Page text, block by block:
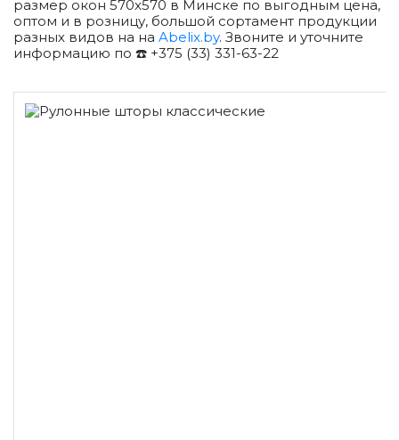
размер окон 570x570 в Минске по выгодным цена,
оптом и в розницу, большой сортамент продукции
разных видов на на Abelix.by. Звоните и уточните
информацию по ☎️ +375 (33) 331-63-22